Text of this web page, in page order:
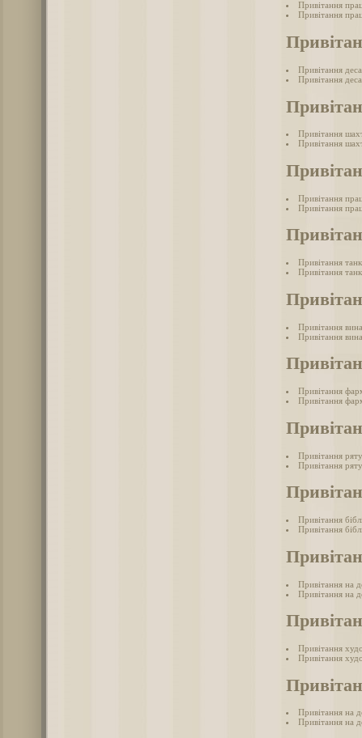
Привітання
Привітання
Привітання
Привітання
Привітання
Привітання
Привітання
Привітання
Привітання
Привітання
Привітання
Привітання
Привітання
Привітання
Привітання
Привітання
Привітання
Привітання
Привітання на
Привітання на
Привітання
Привітання
Привітання на
Привітання на